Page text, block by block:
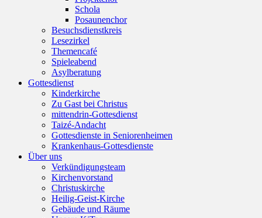
Schola
Posaunenchor
Besuchsdienstkreis
Lesezirkel
Themencafé
Spieleabend
Asylberatung
Gottesdienst
Kinderkirche
Zu Gast bei Christus
mittendrin-Gottesdienst
Taizé-Andacht
Gottesdienste in Seniorenheimen
Krankenhaus-Gottesdienste
Über uns
Verkündigungsteam
Kirchenvorstand
Christuskirche
Heilig-Geist-Kirche
Gebäude und Räume